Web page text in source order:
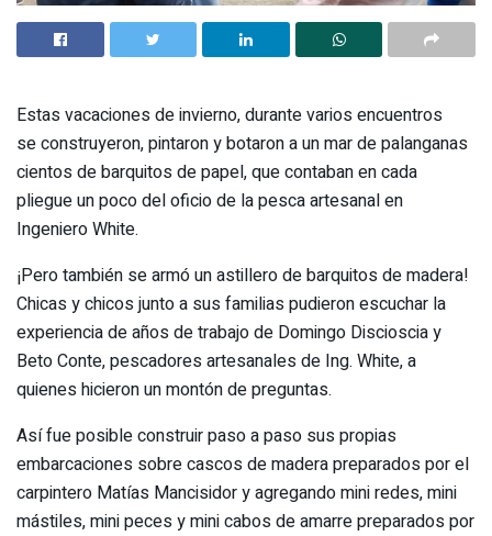
Estas vacaciones de invierno, durante varios encuentros
se construyeron, pintaron y botaron a un mar de palanganas
cientos de barquitos de papel, que contaban en cada
pliegue un poco del oficio de la pesca artesanal en
Ingeniero White.
¡Pero también se armó un astillero de barquitos de madera!
Chicas y chicos junto a sus familias pudieron escuchar la
experiencia de años de trabajo de Domingo Discioscia y
Beto Conte, pescadores artesanales de Ing. White, a
quienes hicieron un montón de preguntas.
Así fue posible construir paso a paso sus propias
embarcaciones sobre cascos de madera preparados por el
carpintero Matías Mancisidor y agregando mini redes, mini
mástiles, mini peces y mini cabos de amarre preparados por